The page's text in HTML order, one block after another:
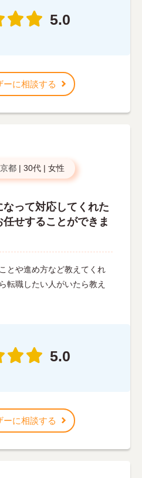
5.0
ーに相談する
都 | 30代 | 女性
って対応してくれた
せすることができま
とや進め方など教えてくれ
転職したい人がいたら教え
5.0
ーに相談する